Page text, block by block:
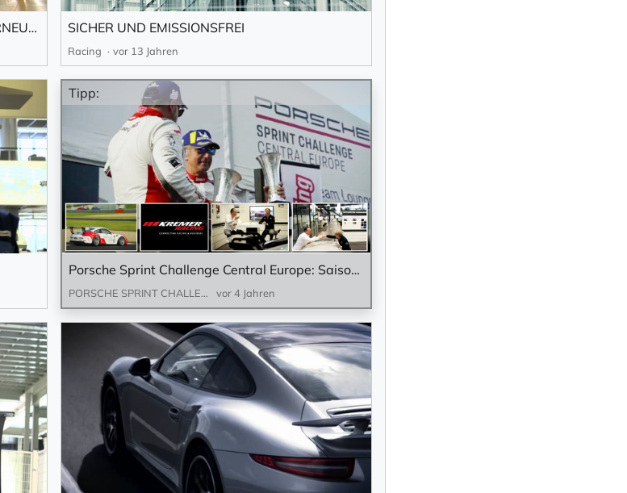
PRODUKTION DER CARBONFASER MIT ERNEUERBAREN ENERGIEN SICHER UND EMISSIONSFREI
Racing vor 13 Jahren
Tipp:
Porsche Sprint Challenge Central Europe: Saisonrückblick von und mit Freddy Kremer und Markus Sedlmaier...
PORSCHE SPRINT CHALLENGE CENTRAL EUROPE vor 4 Jahren